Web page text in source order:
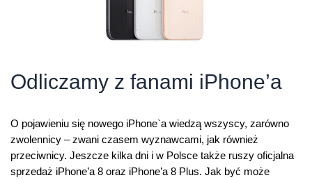
Odliczamy z fanami iPhone’a
O pojawieniu się nowego iPhone`a wiedzą wszyscy, zarówno
zwolennicy – zwani czasem wyznawcami, jak również
przeciwnicy. Jeszcze kilka dni i w Polsce także ruszy oficjalna
sprzedaż iPhone’a 8 oraz iPhone’a 8 Plus. Jak być może